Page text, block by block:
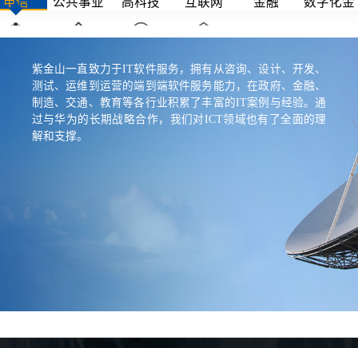
融
能源 智能制造 政府
紫金山一直致力于IT软件服务，拥有从咨询、设计、开发、
测试、运维到运营的端到端软件服务能力，在政府、金融、
制造、交通、教育等各行业积累了丰富的IT案例与经验。通
过与华为的长期战略合作，我们对ICT领域也有了全面的理
解和支撑。